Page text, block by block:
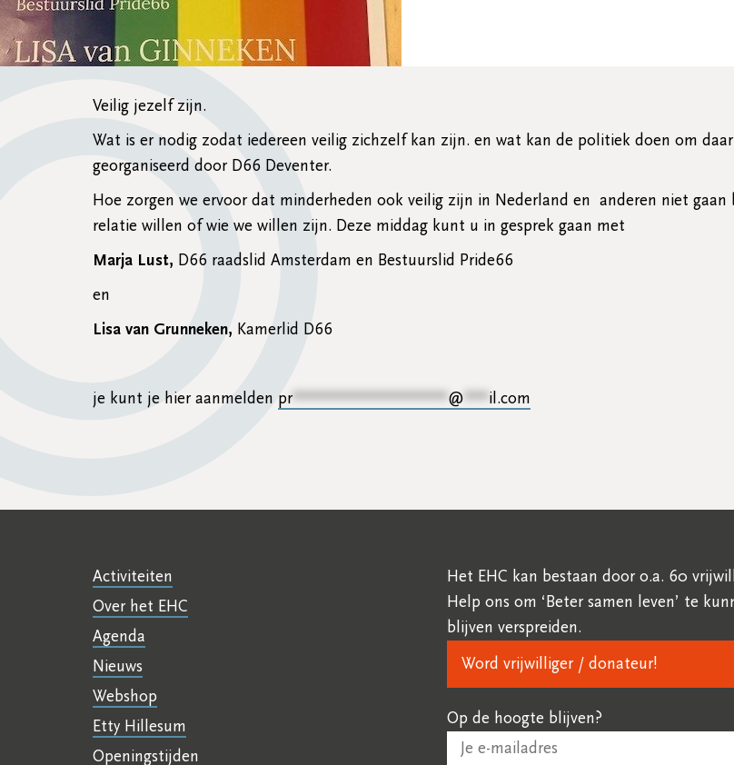
Veilig jezelf zijn.
Wat is er nodig zodat iedereen veilig zichzelf kan zijn. en wat kan de politiek doen om
georganiseerd door D66 Deventer.
Hoe zorgen we ervoor dat minderheden ook veilig zijn in Nederland en anderen niet
relatie willen of wie we willen zijn. Deze middag kunt u in gesprek gaan met
Marja Lust, D66 raadslid Amsterdam en Bestuurslid Pride66
en
Lisa van Grunneken, Kamerlid D66
je kunt je hier aanmelden pr*******************@***il.com
Activiteiten
Over het EHC
Agenda
Nieuws
Webshop
Etty Hillesum
Openingstijden
Het EHC kan bestaan door o.a. 60
Help ons om ‘Beter samen leven’ te
blijven verspreiden.
Word vrijwilliger / donateur!
Op de hoogte blijven?